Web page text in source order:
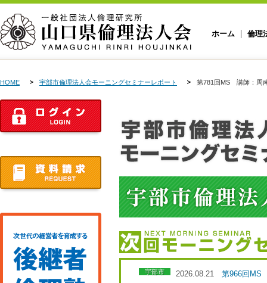
ホーム 倫理
HOME 宇部市倫理法人会モーニングセミナーレポート 第781回MS 講師：
宇部市 2026.08.21 第966回